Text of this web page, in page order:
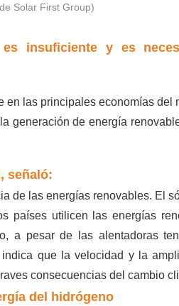
Solar First Group)
insuficiente y es
las principales economías del
generación de energía
señaló:
de las energías renovables. El
países utilicen las energías
a pesar de las alentadoras
que la velocidad y la
consecuencias del cambio
del hidrógeno